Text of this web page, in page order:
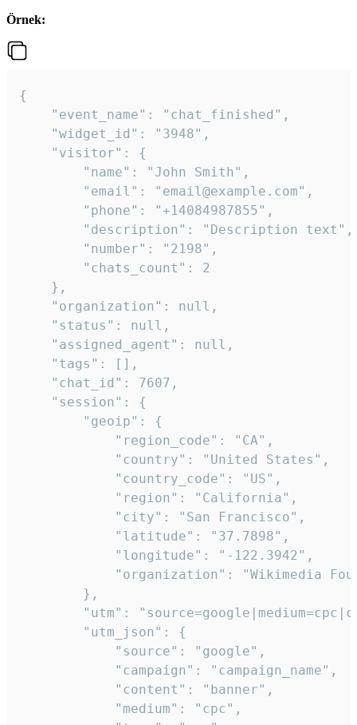
Örnek:
{
    "event_name": "chat_finished",
    "widget_id": "3948",
    "visitor": {
        "name": "John Smith",
        "email": "email@example.com",
        "phone": "+14084987855",
        "description": "Description text",
        "number": "2198",
        "chats_count": 2
    },
    "organization": null,
    "status": null,
    "assigned_agent": null,
    "tags": [],
    "chat_id": 7607,
    "session": {
        "geoip": {
            "region_code": "CA",
            "country": "United States",
            "country_code": "US",
            "region": "California",
            "city": "San Francisco",
            "latitude": "37.7898",
            "longitude": "-122.3942",
"organization": "Wikimedia
        },
"utm":
        "utm_json": {
            "source": "google",
            "campaign": "campaign_name",
            "content": "banner",
            "medium": "cpc",